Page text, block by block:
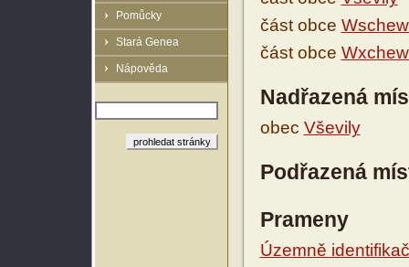
Pomůcky
Stará Genea
Nápověda
část obce
část obce
Nadřazená
obec Vševily
Podřazená
Prameny
Územně